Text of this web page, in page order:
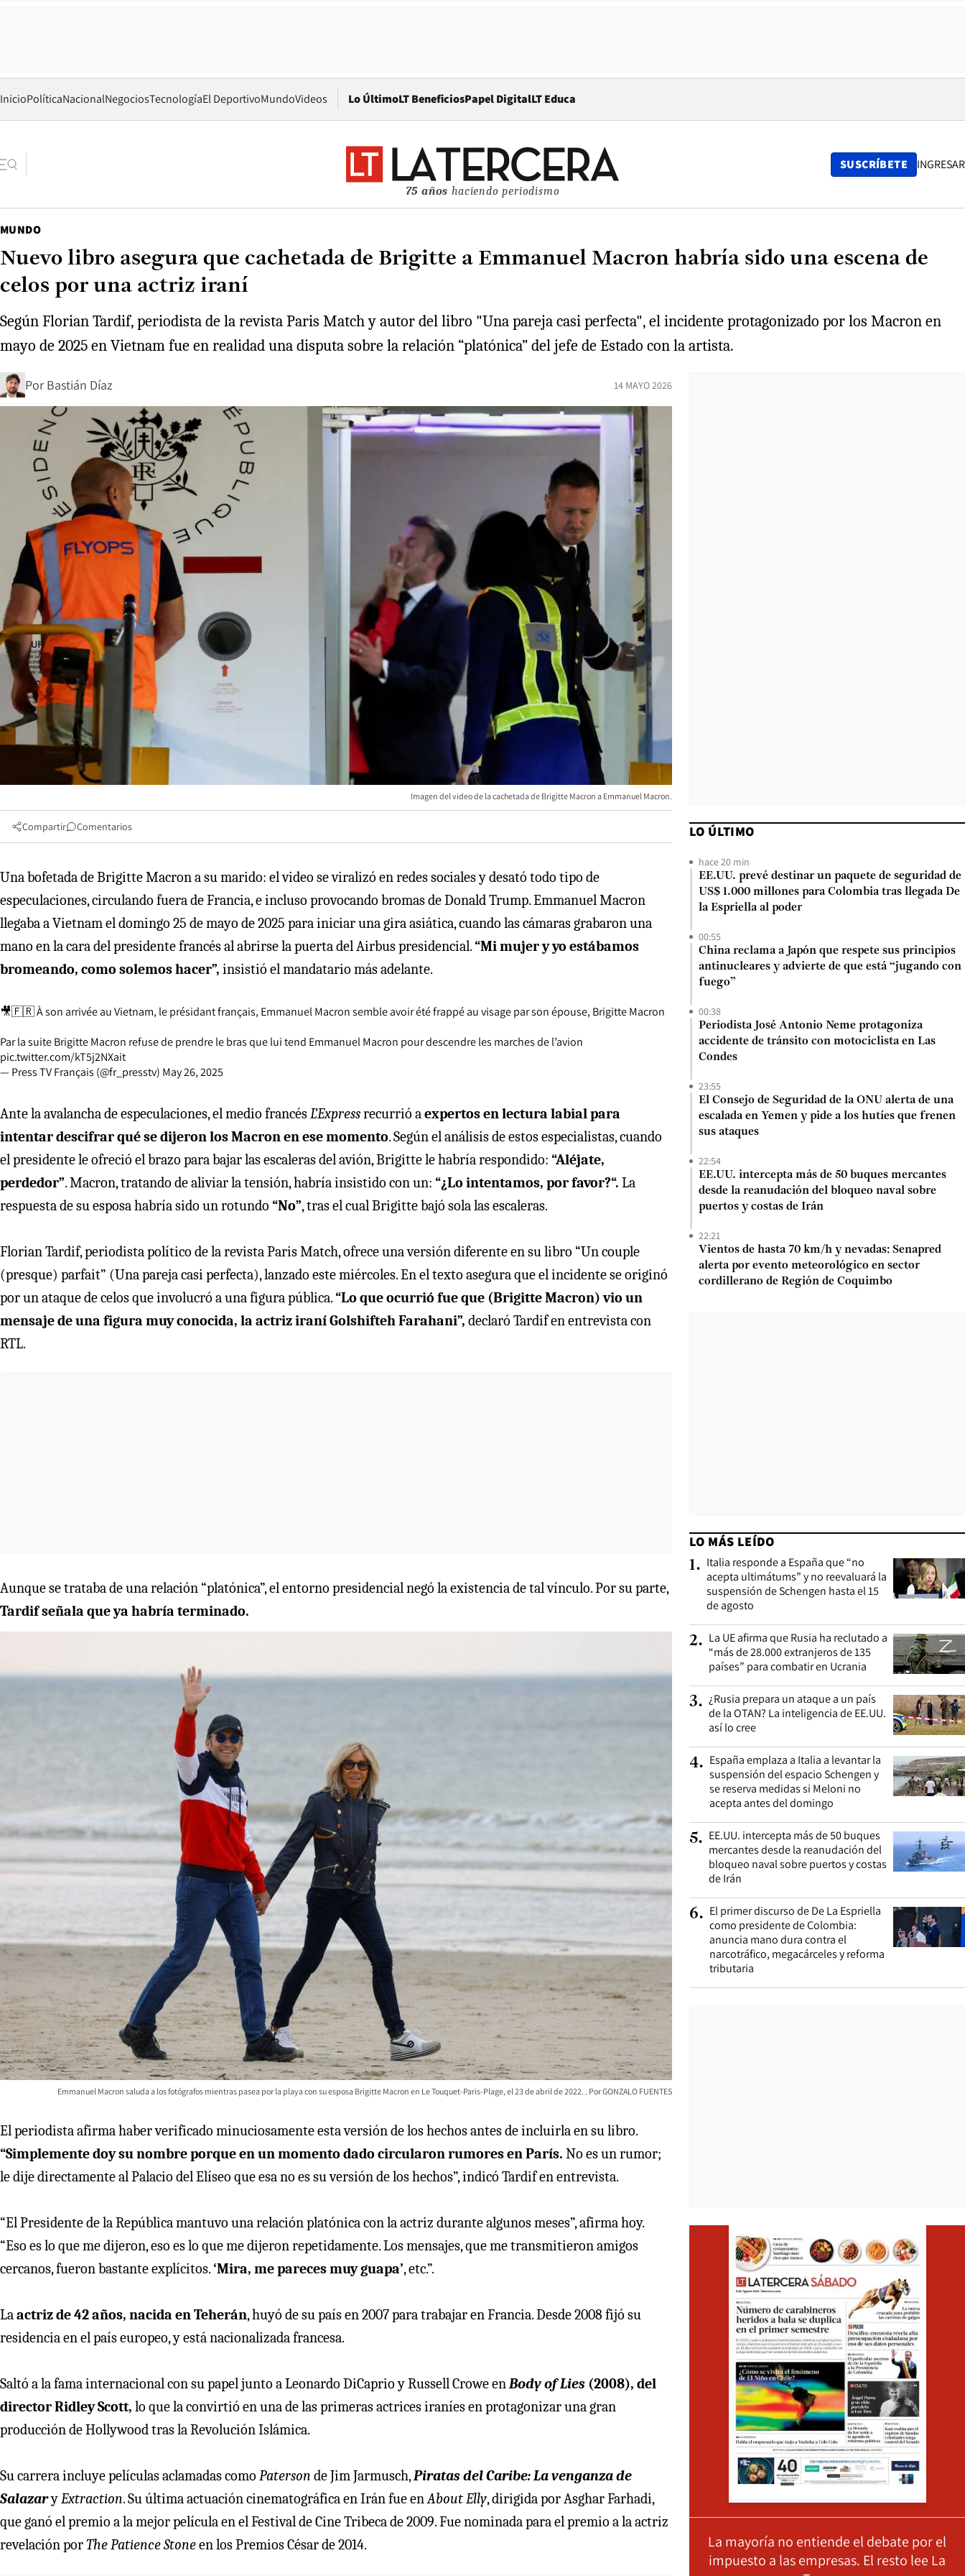
InicioPolíticaNacionalNegociosTecnologíaEl DeportivoMundoVideos Lo ÚltimoLT BeneficiosPapel DigitalOpens in new window
LT Educa
75 años haciendo periodismo
SUSCRÍBETE INGRESAR
MUNDO
Nuevo libro asegura que cachetada de Brigitte a Emmanuel Macron habría sido una escena de
celos por una actriz iraní
Según Florian Tardif, periodista de la revista Paris Match y autor del libro "Una pareja casi perfecta", el incidente protagonizado por los Macron en
mayo de 2025 en Vietnam fue en realidad una disputa sobre la relación “platónica” del jefe de Estado con la artista.
Por Bastián Díaz 14 MAYO 2026
Imagen del video de la cachetada de Brigitte Macron a Emmanuel Macron.
Compartir Comentarios
Una bofetada de Brigitte Macron a su marido: el video se viralizó en redes sociales y desató todo tipo de
especulaciones, circulando fuera de Francia, e incluso provocando bromas de Donald Trump. Emmanuel Macron
llegaba a Vietnam el domingo 25 de mayo de 2025 para iniciar una gira asiática, cuando las cámaras grabaron una
mano en la cara del presidente francés al abrirse la puerta del Airbus presidencial.“Mi mujer y yo estábamos
bromeando, como solemos hacer”, insistió el mandatario más adelante.
🎥🇫🇷 À son arrivée au Vietnam, le présidant français, Emmanuel Macron semble avoir été frappé au visage par son épouse, Brigitte Macron
Par la suite Brigitte Macron refuse de prendre le bras que lui tend Emmanuel Macron pour descendre les marches de l’avion
pic.twitter.com/kT5j2NXait
— Press TV Français (@fr_presstv) May 26, 2025
Ante la avalancha de especulaciones, el medio francésL’Expressrecurrió aexpertos en lectura labial para
intentar descifrar qué se dijeron los Macron en ese momento. Según el análisis de estos especialistas, cuando
el presidente le ofreció el brazo para bajar las escaleras del avión, Brigitte le habría respondido: “Aléjate,
perdedor”. Macron, tratando de aliviar la tensión, habría insistido con un: “¿Lo intentamos, por favor?“. La
respuesta de su esposa habría sido un rotundo “No”, tras el cual Brigitte bajó sola las escaleras.
Florian Tardif, periodista político de la revista Paris Match, ofrece una versión diferente en su libro “Un couple
(presque) parfait” (Una pareja casi perfecta), lanzado este miércoles. En el texto asegura que el incidente se originó
por un ataque de celos que involucró a una figura pública.“Lo que ocurrió fue que (Brigitte Macron) vio un
mensaje de una figura muy conocida, la actriz iraní Golshifteh Farahani”, declaró Tardif en entrevista con
RTL.
Aunque se trataba de una relación “platónica”, el entorno presidencial negó la existencia de tal vínculo. Por su parte,
Tardif señala que ya habría terminado.
Emmanuel Macron saluda a los fotógrafos mientras pasea por la playa con su esposa Brigitte Macron en Le Touquet-Paris-Plage, el 23 de abril de 2022. GONZALO FUENTES
El periodista afirma haber verificado minuciosamente esta versión de los hechos antes de incluirla en su libro.
“Simplemente doy su nombre porque en un momento dado circularon rumores en París. No es un rumor;
le dije directamente al Palacio del Elíseo que esa no es su versión de los hechos”, indicó Tardif en entrevista.
“El Presidente de la República mantuvo una relación platónica con la actriz durante algunos meses”, afirma hoy.
“Eso es lo que me dijeron, eso es lo que me dijeron repetidamente. Los mensajes, que me transmitieron amigos
cercanos, fueron bastante explícitos.‘Mira, me pareces muy guapa’, etc.”.
Laactriz de 42 años, nacida en Teherán, huyó de su país en 2007 para trabajar en Francia. Desde 2008 fijó su
residencia en el país europeo, y está nacionalizada francesa.
Saltó a la fama internacional con su papel junto a Leonardo DiCaprio y Russell Crowe enBody of Lies (2008), del
director Ridley Scott, lo que la convirtió en una de las primeras actrices iraníes en protagonizar una gran
producción de Hollywood tras la Revolución Islámica.
Su carrera incluye películas aclamadas como Paterson de Jim Jarmusch,Piratas del Caribe: La venganza de
SalazaryExtraction. Su última actuación cinematográfica en Irán fue enAbout Elly, dirigida por Asghar Farhadi,
que ganó el premio a la mejor película en el Festival de Cine Tribeca de 2009. Fue nominada para el premio a la actriz
revelaciónporThe Patience Stoneen los Premios César de 2014.
LO ÚLTIMO
hace 20 min
EE.UU. prevé destinar un paquete de seguridad de
US$ 1.000 millones para Colombia tras llegada De
la Espriella al poder
00:55
China reclama a Japón que respete sus principios
antinucleares y advierte de que está “jugando con
fuego”
00:38
Periodista José Antonio Neme protagoniza
accidente de tránsito con motociclista en Las
Condes
23:55
El Consejo de Seguridad de la ONU alerta de una
escalada en Yemen y pide a los hutíes que frenen
sus ataques
22:54
EE.UU. intercepta más de 50 buques mercantes
desde la reanudación del bloqueo naval sobre
puertos y costas de Irán
22:21
Vientos de hasta 70 km/h y nevadas: Senapred
alerta por evento meteorológico en sector
cordillerano de Región de Coquimbo
LO MÁS LEÍDO
1. Italia responde a España que “no
acepta ultimátums” y no reevaluará la
suspensión de Schengen hasta el 15
de agosto
2. La UE afirma que Rusia ha reclutado a
“más de 28.000 extranjeros de 135
países” para combatir en Ucrania
3. ¿Rusia prepara un ataque a un país
de la OTAN? La inteligencia de EE.UU.
así lo cree
4. España emplaza a Italia a levantar la
suspensión del espacio Schengen y
se reserva medidas si Meloni no
acepta antes del domingo
5. EE.UU. intercepta más de 50 buques
mercantes desde la reanudación del
bloqueo naval sobre puertos y costas
de Irán
6. El primer discurso de De La Espriella
como presidente de Colombia:
anuncia mano dura contra el
narcotráfico, megacárceles y reforma
tributaria
La mayoría no entiende el debate por el
impuesto a las empresas. El resto lee La